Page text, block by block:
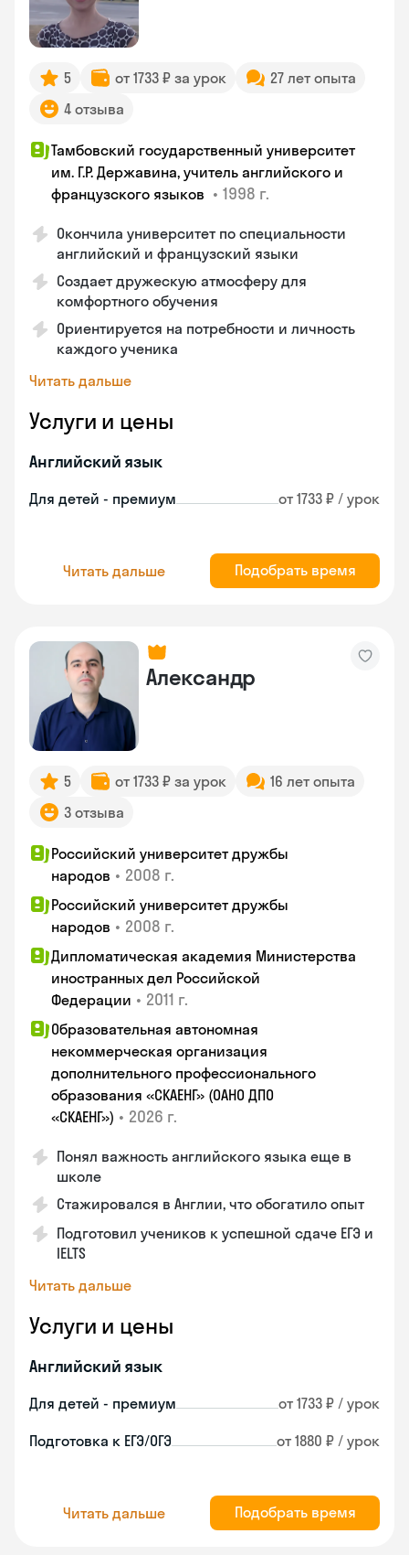
5 от 1733 ₽ за урок
27 лет опыта
4 отзыва
Тамбовский государственный университет
им. Г.Р. Державина, учитель английского и
французского языков • 1998 г.
Окончила университет по специальности
английский и французский языки
Создает дружескую атмосферу для
комфортного обучения
Ориентируется на потребности и личность
каждого ученика
Читать дальше
Услуги и цены
Английский язык
Для детей - премиум от 1733 ₽ / урок
Читать дальше Подобрать время
Александр
5 от 1733 ₽ за урок
16 лет опыта
3 отзыва
Российский университет дружбы
народов • 2008 г.
Российский университет дружбы
народов • 2008 г.
Дипломатическая академия Министерства
иностранных дел Российской
Федерации • 2011 г.
Образовательная автономная
некоммерческая организация
дополнительного профессионального
образования «СКАЕНГ» (ОАНО ДПО
«СКАЕНГ») • 2026 г.
Понял важность английского языка еще в
школе
Стажировался в Англии, что обогатило опыт
Подготовил учеников к успешной сдаче ЕГЭ и
IELTS
Читать дальше
Услуги и цены
Английский язык
Для детей - премиум от 1733 ₽ / урок
Подготовка к ЕГЭ/ОГЭ от 1880 ₽ / урок
Читать дальше Подобрать время